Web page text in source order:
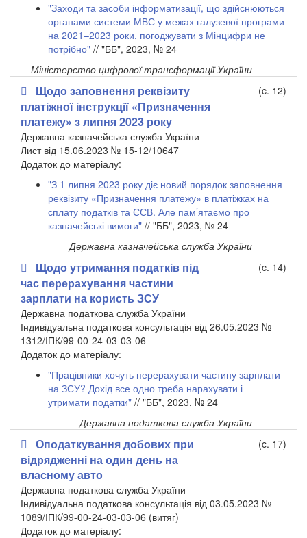
"Заходи та засоби інформатизації, що здійснюються
органами системи МВС у межах галузевої програми
на 2021–2023 роки, погоджувати з Мінцифри не
потрібно" // "ББ", 2023, № 24
Міністерство цифрової трансформації України
Щодо заповнення реквізиту
платіжної інструкції «Призначення
платежу» з липня 2023 року
(c. 12)
Державна казначейська служба України
Лист від 15.06.2023 № 15-12/10647
​Додаток до матеріалу:
"З 1 липня 2023 року діє новий порядок заповнення
реквізиту «Призначення платежу» в платіжках на
сплату податків та ЄСВ. Але пам’ятаємо про
казначейські вимоги" // "ББ", 2023, № 24
Державна казначейська служба України
Щодо утримання податків під
час перерахування частини
зарплати на користь ЗСУ
(c. 14)
Державна податкова служба України
Індивідуальна податкова консультація від 26.05.2023 №
1312/ІПК/99-00-24-03-03-06
Додаток до матеріалу:
"Працівники хочуть перерахувати частину зарплати
на ЗСУ? Дохід все одно треба нарахувати і
утримати податки" // "ББ", 2023, № 24
Державна податкова служба України
Оподаткування добових при
відрядженні на один день на
власному авто
(c. 17)
Державна податкова служба України
Індивідуальна податкова консультація від 03.05.2023 №
1089/ІПК/99-00-24-03-03-06 (витяг)
​Додаток до матеріалу: